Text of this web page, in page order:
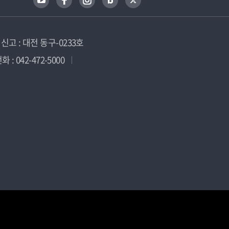
고 : 대전 동구-0233호
: 042-472-5000